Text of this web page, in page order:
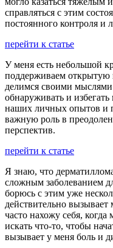
справляться с этим
постоянного контроля и
перейти к статье
У меня есть небольшой
поддерживаем
делимся своими
обнаруживать и
наших личных опытов и
важную роль в
перспектив.
перейти к статье
Я знаю, что
сложным заболеванием
борюсь с этим уже
действительно
часто нахожу себя,
искать что-то, чтобы
вызывает у меня боль и